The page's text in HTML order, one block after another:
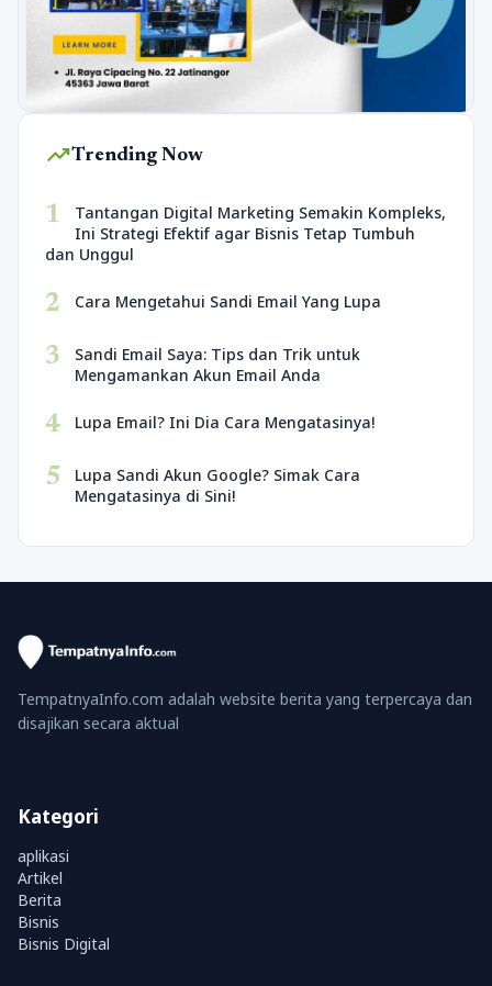
trending_upTrending Now
1
Tantangan Digital Marketing Semakin Kompleks,
Ini Strategi Efektif agar Bisnis Tetap Tumbuh
dan Unggul
2 Cara Mengetahui Sandi Email Yang Lupa
3
Sandi Email Saya: Tips dan Trik untuk
Mengamankan Akun Email Anda
4 Lupa Email? Ini Dia Cara Mengatasinya!
5
Lupa Sandi Akun Google? Simak Cara
Mengatasinya di Sini!
TempatnyaInfo.com adalah website berita yang terpercaya dan
disajikan secara aktual
Kategori
aplikasi
Artikel
Berita
Bisnis
Bisnis Digital